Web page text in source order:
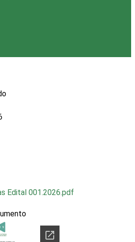
Edital 001.2026.pdf